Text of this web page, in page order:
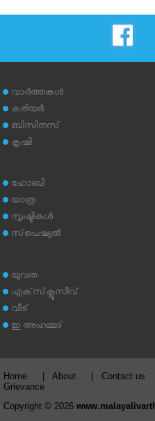
വാര്‍ത്തകള്‍
കരിയര്‍
ബിസിനസ്
കൃഷി
ഹോബി
യാത്ര
സൃഷ്ടികള്‍
സ്‌പെഷ്യല്‍
യുവത
എക്‌സ്‌ക്ലൂസീവ്
വീട്
ഇ അഹമ്മദ്‌
Home About Contact us
Grievance
Copyright © 2026